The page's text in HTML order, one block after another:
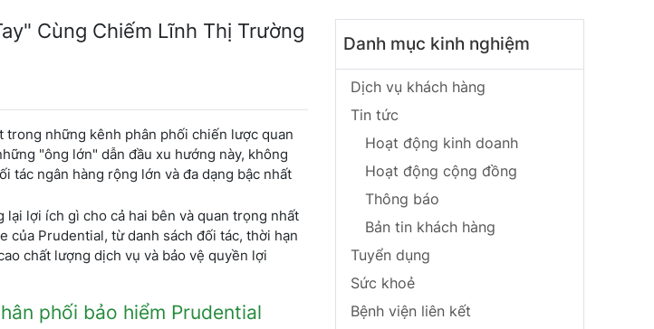
Cùng Chiếm Lĩnh Thị Trường
trong những kênh phân phối chiến lược quan
"ông lớn" dẫn đầu xu hướng này, không
tác ngân hàng rộng lớn và đa dạng bậc nhất
lại lợi ích gì cho cả hai bên và quan trọng nhất
của Prudential, từ danh sách đối tác, thời hạn
chất lượng dịch vụ và bảo vệ quyền lợi
phối bảo hiểm Prudential
Danh mục kinh nghiệm
Dịch vụ khách hàng
Tin tức
Hoạt động kinh doanh
Hoạt động cộng đồng
Thông báo
Bản tin khách hàng
Tuyển dụng
Sức khoẻ
Bệnh viện liên kết